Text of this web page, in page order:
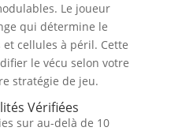
Le joueur
qui détermine le
cellules à péril. Cette
le vécu selon votre
stratégie de jeu.
Vérifiées
sur au-delà de 10